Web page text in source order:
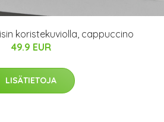
koristekuviolla, cappuccino
49.9 EUR
LISÄTIETOJA